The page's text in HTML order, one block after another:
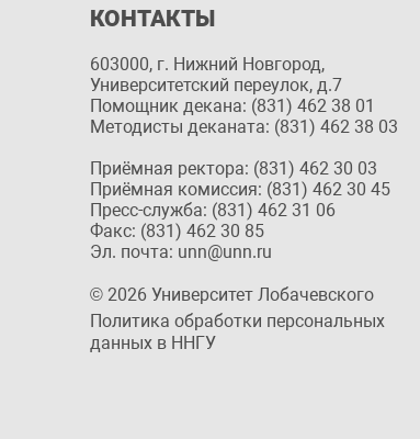
КОНТАКТЫ
603000, г. Нижний Новгород,
Университетский переулок, д.7
Помощник декана: (831) 462 38 01
Методисты деканата: (831) 462 38 03
Приёмная ректора: (831) 462 30 03
Приёмная комиссия: (831) 462 30 45
Пресс-служба: (831) 462 31 06
Факс: (831) 462 30 85
Эл. почта: unn@unn.ru
© 2026 Университет Лобачевского
Политика обработки персональных
данных в ННГУ